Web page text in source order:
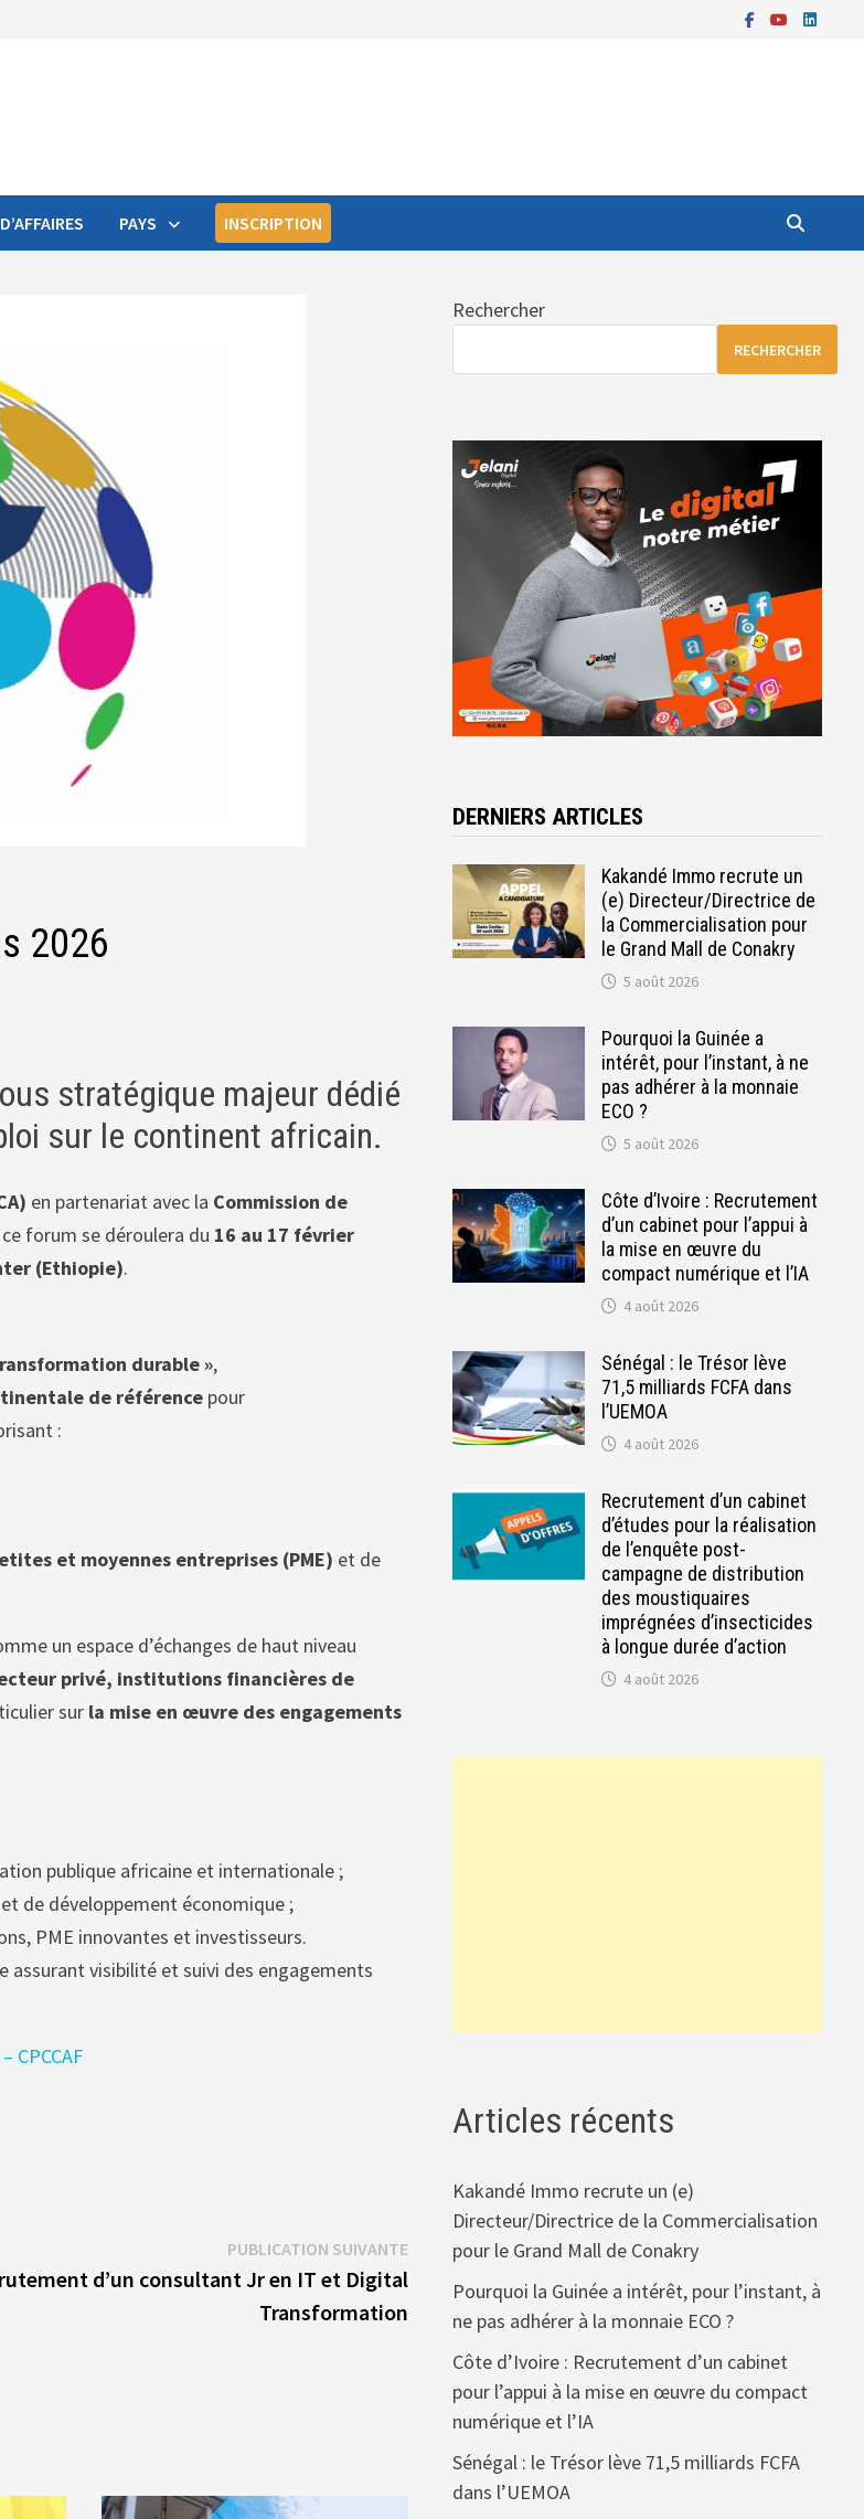
PAYS INSCRIPTION
2026
stratégique majeur dédié
sur le continent africain.
en partenariat avec la Commission de
forum se déroulera du 16 au 17 février
(Ethiopie).
durable »,
de référence pour
:
et moyennes entreprises (PME) et de
un espace d’échanges de haut niveau
privé, institutions financières de
sur la mise en œuvre des engagements
publique africaine et internationale ;
de développement économique ;
PME innovantes et investisseurs.
assurant visibilité et suivi des engagements
CPCCAF
PUBLICATION SUIVANTEPublication
suivante :
d’un consultant Jr en IT et Digital
Transformation
Rechercher
RECHERCHER
DERNIERS ARTICLES
Kakandé Immo recrute un
(e) Directeur/Directrice de
la Commercialisation pour
le Grand Mall de Conakry
5 août 2026
Pourquoi la Guinée a
intérêt, pour l’instant, à ne
pas adhérer à la monnaie
ECO ?
5 août 2026
Côte d’Ivoire : Recrutement
d’un cabinet pour l’appui à
la mise en œuvre du
compact numérique et l’IA
4 août 2026
Sénégal : le Trésor lève
71,5 milliards FCFA dans
l’UEMOA
4 août 2026
Recrutement d’un cabinet
d’études pour la réalisation
de l’enquête post-
campagne de distribution
des moustiquaires
imprégnées d’insecticides
à longue durée d’action
4 août 2026
Articles récents
Kakandé Immo recrute un (e)
Directeur/Directrice de la Commercialisation
pour le Grand Mall de Conakry
Pourquoi la Guinée a intérêt, pour l’instant, à
ne pas adhérer à la monnaie ECO ?
Côte d’Ivoire : Recrutement d’un cabinet
pour l’appui à la mise en œuvre du compact
numérique et l’IA
Sénégal : le Trésor lève 71,5 milliards FCFA
dans l’UEMOA